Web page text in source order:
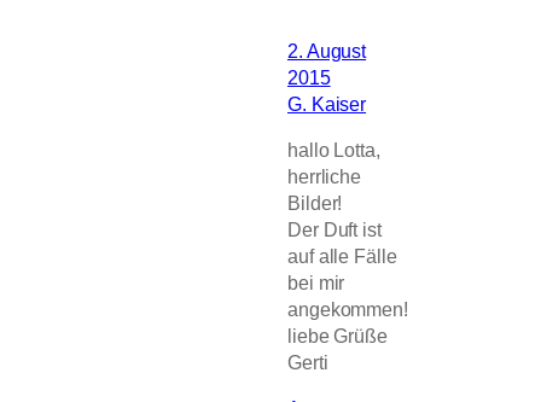
2. August
2015
G. Kaiser
hallo Lotta,
herrliche
Bilder!
Der Duft ist
auf alle Fälle
bei mir
angekommen!
liebe Grüße
Gerti